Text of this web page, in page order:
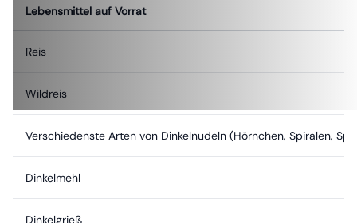
Lebensmittel auf Vorrat
Reis
Wildreis
Verschiedenste Arten von Dinkelnudeln (Hörnchen, Spiralen,
Dinkelmehl
Dinkelgrieß